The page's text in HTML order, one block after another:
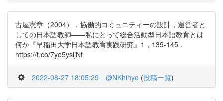
古屋憲章（2004）．協働的コミュニティーの設計，運営者と
しての日本語教師――私にとって総合活動型日本語教育とは
何か『早稲田大学日本語教育実践研究』1，139-145．
https://t.co/7ye5ysijNt
2022-08-27 18:05:29 @NKhihyo (投稿一覧)